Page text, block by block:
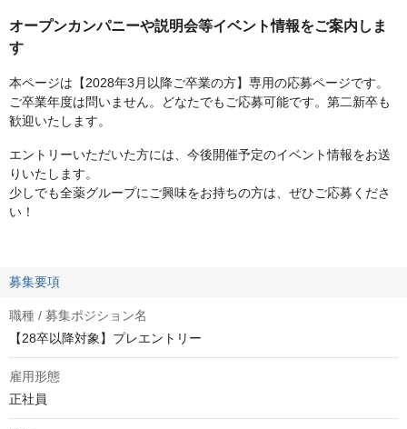
オープンカンパニーや説明会等イベント情報をご案内しま
す
本ページは【2028年3月以降ご卒業の方】専用の応募ページです。
ご卒業年度は問いません。どなたでもご応募可能です。第二新卒も
歓迎いたします。
エントリーいただいた方には、今後開催予定のイベント情報をお送
りいたします。
少しでも全薬グループにご興味をお持ちの方は、ぜひご応募くださ
い！
募集要項
職種 / 募集ポジション名
【28卒以降対象】プレエントリー
雇用形態
正社員